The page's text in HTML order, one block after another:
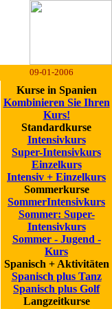
09-01-2006
Kurse in Spanien
Kombinieren Sie Ihren
Kurs!
Standardkurse
Intensivkurs
Super-Intensivkurs
Einzelkurs
Intensiv + Einzelkurs
Sommerkurse
SommerIntensivkurs
Sommer: Super-
Intensivkurs
Sommer - Jugend -
Kurs
Spanisch + Aktivitäten
Spanisch plus Tanz
Spanisch plus Golf
Langzeitkurse